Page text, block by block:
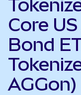
Core
Bond
AGGon)